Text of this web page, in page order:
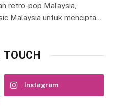
retro-pop Malaysia,
Malaysia untuk mencipta…
TOUCH
Instagram